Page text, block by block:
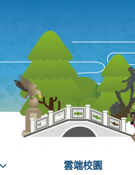
雲端校園